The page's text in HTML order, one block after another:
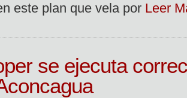
este plan que vela por Leer
se ejecuta